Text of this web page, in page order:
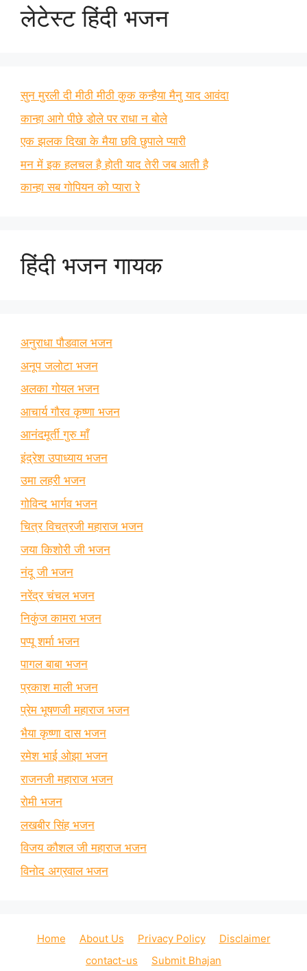
लेटेस्ट हिंदी भजन
सुन मुरली दी मीठी मीठी कुक कन्हैया मैनु याद आवंदा
कान्हा आगे पीछे डोले पर राधा न बोले
एक झलक दिखा के मैया छवि छुपाले प्यारी
मन में इक हलचल है होती याद तेरी जब आती है
कान्हा सब गोपियन को प्यारा रे
हिंदी भजन गायक
अनुराधा पौडवाल भजन
अनूप जलोटा भजन
अलका गोयल भजन
आचार्य गौरव कृष्णा भजन
आनंदमूर्ती गुरु माँ
इंद्रेश उपाध्याय भजन
उमा लहरी भजन
गोविन्द भार्गव भजन
चित्र विचत्रजी महाराज भजन
जया किशोरी जी भजन
नंदू जी भजन
नरेंद्र चंचल भजन
निकुंज कामरा भजन
पप्पू शर्मा भजन
पागल बाबा भजन
प्रकाश माली भजन
प्रेम भूषणजी महाराज भजन
भैया कृष्णा दास भजन
रमेश भाई ओझा भजन
राजनजी महाराज भजन
रोमी भजन
लखबीर सिंह भजन
विजय कौशल जी महाराज भजन
विनोद अग्रवाल भजन
Home About Us Privacy Policy
Disclaimer
contact-us
Submit Bhajan